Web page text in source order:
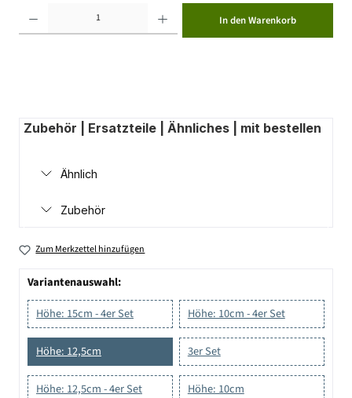
In den Warenkorb
Zubehör | Ersatzteile | Ähnliches | mit bestellen
Ähnlich
Zubehör
Zum Merkzettel hinzufügen
Variantenauswahl:
Höhe: 15cm - 4er Set
Höhe: 10cm - 4er Set
Höhe: 12,5cm 3er Set
Höhe: 12,5cm - 4er Set Höhe: 10cm